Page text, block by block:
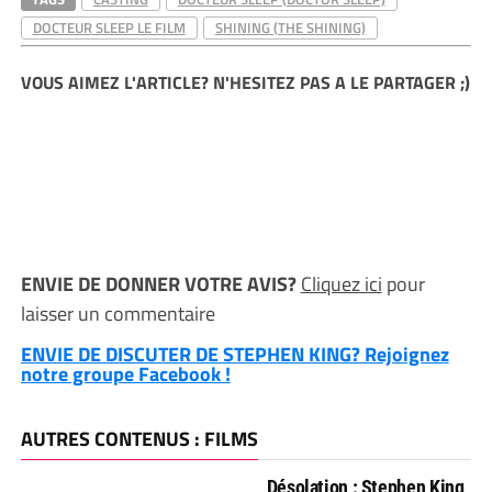
DOCTEUR SLEEP LE FILM
SHINING (THE SHINING)
VOUS AIMEZ L'ARTICLE? N'HESITEZ PAS A LE PARTAGER ;)
ENVIE DE DONNER VOTRE AVIS?Cliquez ici pour
laisser un commentaire
ENVIE DE DISCUTER DE STEPHEN KING? Rejoignez
notre groupe Facebook !
AUTRES CONTENUS : FILMS
Désolation : Stephen King